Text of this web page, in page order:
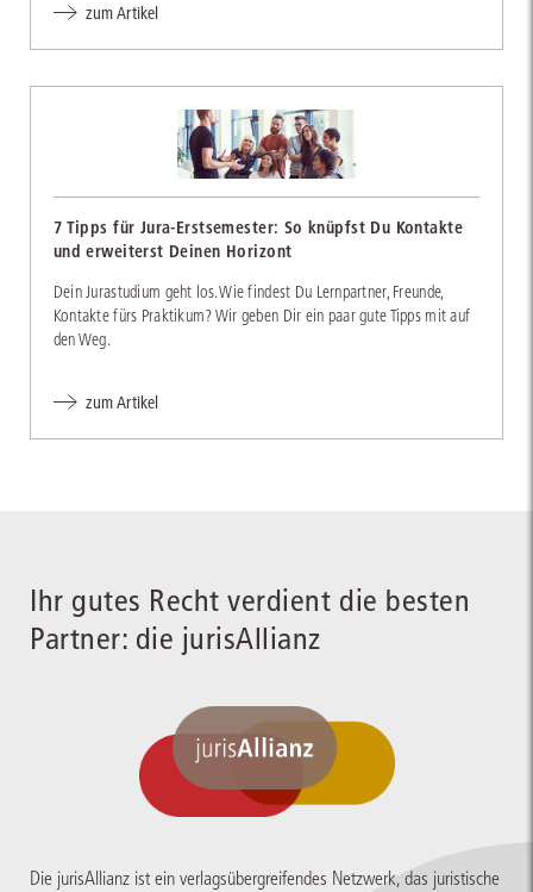
zum Artikel
7 Tipps für Jura-Erstsemester: So knüpfst Du Kontakte
und erweiterst Deinen Horizont
Dein Jurastudium geht los. Wie findest Du Lernpartner, Freunde,
Kontakte fürs Praktikum? Wir geben Dir ein paar gute Tipps mit auf
den Weg.
zum Artikel
Ihr gutes Recht verdient die besten
Partner: die jurisAllianz
Die jurisAllianz ist ein verlagsübergreifendes Netzwerk, das juristische